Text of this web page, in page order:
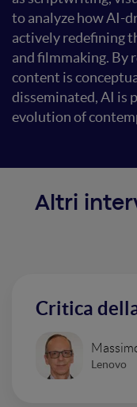
to analyze how AI-
actively redefining
and filmmaking. By
content is
disseminated, AI is
evolution of
Altri
Critica
Lenovo